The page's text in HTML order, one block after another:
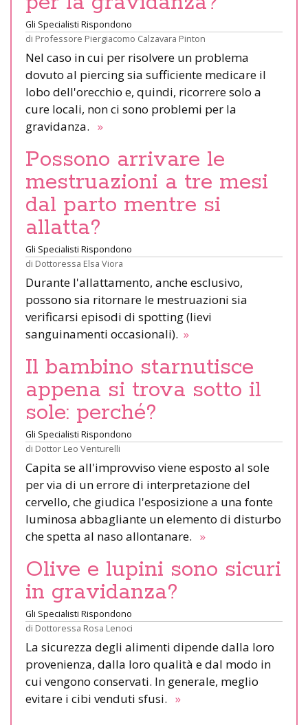
Gli Specialisti Rispondono
di Professore Piergiacomo Calzavara Pinton
Nel caso in cui per risolvere un problema
dovuto al piercing sia sufficiente medicare il
lobo dell'orecchio e, quindi, ricorrere solo a
cure locali, non ci sono problemi per la
gravidanza. »
Possono arrivare le
mestruazioni a tre mesi
dal parto mentre si
allatta?
Gli Specialisti Rispondono
di Dottoressa Elsa Viora
Durante l'allattamento, anche esclusivo,
possono sia ritornare le mestruazioni sia
verificarsi episodi di spotting (lievi
sanguinamenti occasionali). »
Il bambino starnutisce
appena si trova sotto il
sole: perché?
Gli Specialisti Rispondono
di Dottor Leo Venturelli
Capita se all'improvviso viene esposto al sole
per via di un errore di interpretazione del
cervello, che giudica l'esposizione a una fonte
luminosa abbagliante un elemento di disturbo
che spetta al naso allontanare. »
Olive e lupini sono sicuri
in gravidanza?
Gli Specialisti Rispondono
di Dottoressa Rosa Lenoci
La sicurezza degli alimenti dipende dalla loro
provenienza, dalla loro qualità e dal modo in
cui vengono conservati. In generale, meglio
evitare i cibi venduti sfusi. »